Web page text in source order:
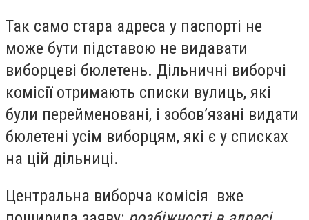
Так само стара адреса у паспорті не
може бути підставою не видавати
виборцеві бюлетень. Дільничні виборчі
комісії отримають списки вулиць, які
були перейменовані, і зобов’язані видати
бюлетені усім виборцям, які є у списках
на цій дільниці.
Центральна виборча комісія вже